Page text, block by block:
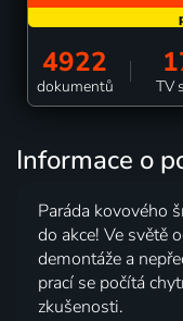
4922
dokumentů TV
Informace o
Paráda kovového
do akce! Ve světě
demontáže a
prací se počítá
zkušenosti.